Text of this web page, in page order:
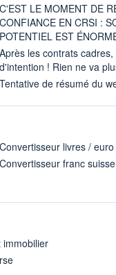
C'EST LE MOMENT DE
CONFIANCE EN CRSI :
POTENTIEL EST
Après les contrats
d'intention ! Rien ne va
Tentative de résumé du
Convertisseur livres / euro
Convertisseur franc
immobilier